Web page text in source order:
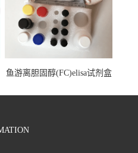
鱼游离胆固醇(FC)elisa试剂盒